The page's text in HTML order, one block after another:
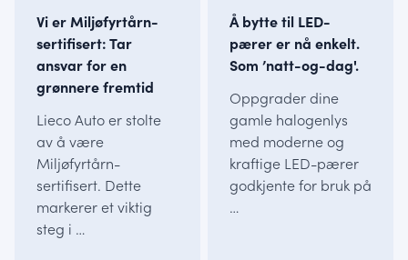
Vi er Miljøfyrtårn-
sertifisert: Tar
ansvar for en
grønnere fremtid
Lieco Auto er stolte
av å være
Miljøfyrtårn-
sertifisert. Dette
markerer et viktig
steg i …
Å bytte til LED-
pærer er nå enkelt.
Som ’natt-og-dag'.
Oppgrader dine
gamle halogenlys
med moderne og
kraftige LED-pærer
godkjente for bruk på
…